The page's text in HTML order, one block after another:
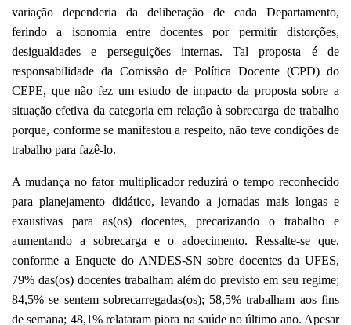
variação dependeria da deliberação de cada Departamento,
ferindo a isonomia entre docentes por permitir distorções,
desigualdades e perseguições internas. Tal proposta é de
responsabilidade da Comissão de Política Docente (CPD) do
CEPE, que não fez um estudo de impacto da proposta sobre a
situação efetiva da categoria em relação à sobrecarga de trabalho
porque, conforme se manifestou a respeito, não teve condições de
trabalho para fazê-lo.
A mudança no fator multiplicador reduzirá o tempo reconhecido
para planejamento didático, levando a jornadas mais longas e
exaustivas para as(os) docentes,precarizando o trabalho e
aumentando a sobrecarga e o adoecimento. Ressalte-se que,
conforme a Enquete do ANDES-SN sobre docentes da UFES,
79% das(os) docentes trabalham além do previsto em seu regime;
84,5% se sentem sobrecarregadas(os); 58,5% trabalham aos fins
de semana; 48,1% relataram piora na saúde no último ano. Apesar